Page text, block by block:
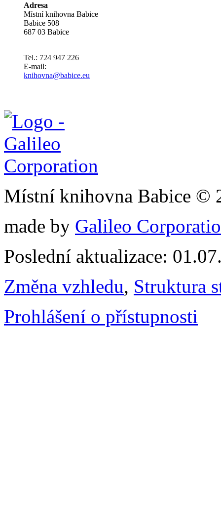
Adresa
Místní knihovna Babice
Babice 508
687 03 Babice
Tel.: 724 947 226
E-mail:
knihovna@babice.eu
Místní knihovna Babice ©
made by Galileo
Poslední aktualizace:
Změna vzhledu, Struktura
Prohlášení o přístupnosti